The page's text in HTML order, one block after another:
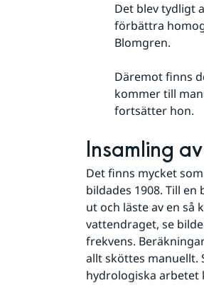
Det blev tydligt
förbättra
Blomgren.
Däremot finns
kommer till
fortsätter hon.
Insamling
Det finns mycket
bildades 1908. Till
ut och läste av en så
vattendraget, se
frekvens.
allt sköttes manuellt.
hydrologiska arbetet